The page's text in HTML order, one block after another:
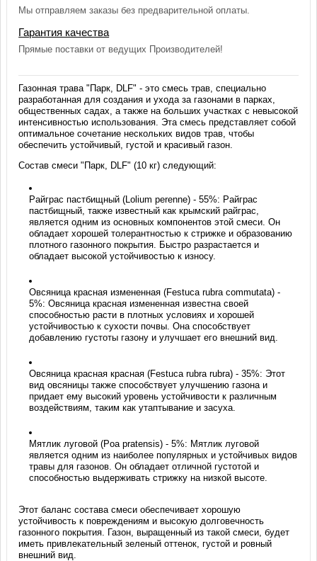
Мы отправляем заказы без предварительной оплаты.
Гарантия качества
Прямые поставки от ведущих Производителей!
Газонная трава "Парк, DLF" - это смесь трав, специально
разработанная для создания и ухода за газонами в парках,
общественных садах, а также на больших участках с невысокой
интенсивностью использования. Эта смесь представляет собой
оптимальное сочетание нескольких видов трав, чтобы
обеспечить устойчивый, густой и красивый газон.
Состав смеси "Парк, DLF" (10 кг) следующий:
Райграс пастбищный (Lolium perenne) - 55%: Райграс
пастбищный, также известный как крымский райграс,
является одним из основных компонентов этой смеси. Он
обладает хорошей толерантностью к стрижке и образованию
плотного газонного покрытия. Быстро разрастается и
обладает высокой устойчивостью к износу.
Овсяница красная измененная (Festuca rubra commutata) -
5%: Овсяница красная измененная известна своей
способностью расти в плотных условиях и хорошей
устойчивостью к сухости почвы. Она способствует
добавлению густоты газону и улучшает его внешний вид.
Овсяница красная красная (Festuca rubra rubra) - 35%: Этот
вид овсяницы также способствует улучшению газона и
придает ему высокий уровень устойчивости к различным
воздействиям, таким как утаптывание и засуха.
Мятлик луговой (Poa pratensis) - 5%: Мятлик луговой
является одним из наиболее популярных и устойчивых видов
травы для газонов. Он обладает отличной густотой и
способностью выдерживать стрижку на низкой высоте.
Этот баланс состава смеси обеспечивает хорошую
устойчивость к повреждениям и высокую долговечность
газонного покрытия. Газон, выращенный из такой смеси, будет
иметь привлекательный зеленый оттенок, густой и ровный
внешний вид.